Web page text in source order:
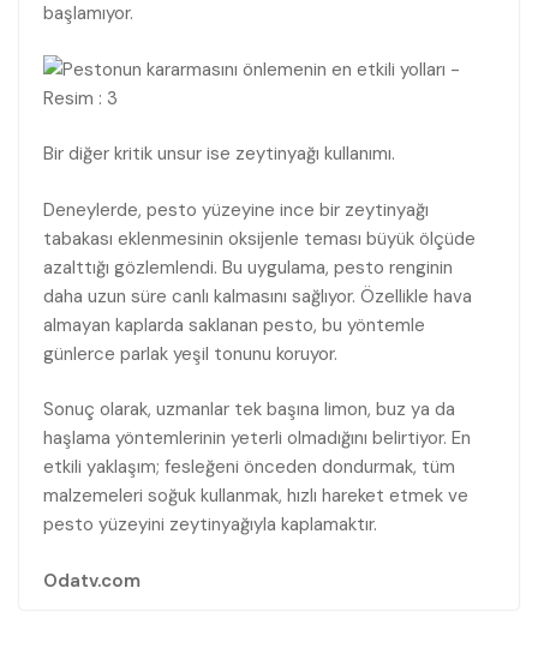
başlamıyor.
Bir diğer kritik unsur ise zeytinyağı kullanımı.
Deneylerde, pesto yüzeyine ince bir zeytinyağı
tabakası eklenmesinin oksijenle teması büyük ölçüde
azalttığı gözlemlendi. Bu uygulama, pesto renginin
daha uzun süre canlı kalmasını sağlıyor. Özellikle hava
almayan kaplarda saklanan pesto, bu yöntemle
günlerce parlak yeşil tonunu koruyor.
Sonuç olarak, uzmanlar tek başına limon, buz ya da
haşlama yöntemlerinin yeterli olmadığını belirtiyor. En
etkili yaklaşım; fesleğeni önceden dondurmak, tüm
malzemeleri soğuk kullanmak, hızlı hareket etmek ve
pesto yüzeyini zeytinyağıyla kaplamaktır.
Odatv.com